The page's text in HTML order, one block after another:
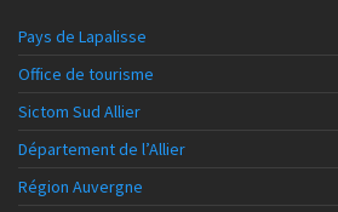
Pays de Lapalisse
Office de tourisme
Sictom Sud Allier
Département de l’Allier
Région Auvergne